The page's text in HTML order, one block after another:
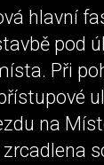
hlavní
pod
Při
na